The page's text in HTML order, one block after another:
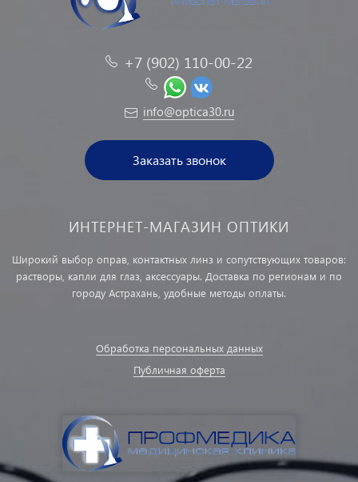
+7 (902) 110-00-22
info@optica30.ru
Заказать звонок
ИНТЕРНЕТ-МАГАЗИН ОПТИКИ
Широкий выбор оправ, контактных линз и сопутствующих товаров:
растворы, капли для глаз, аксессуары. Доставка по регионам и по
городу Астрахань, удобные методы оплаты.
Обработка персональных данных
Публичная оферта